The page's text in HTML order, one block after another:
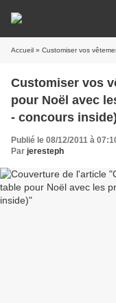
Accueil » Customiser vos vêtements ou
Customiser vos
pour Noël avec
- concours inside)
Publié le 08/12/2011 à
Par jeresteph